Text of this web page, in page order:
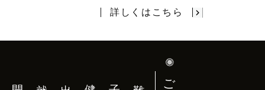
詳しくはこちら
ご祈祷
難除祈願
出世祈願
就職祈願
開運厄除